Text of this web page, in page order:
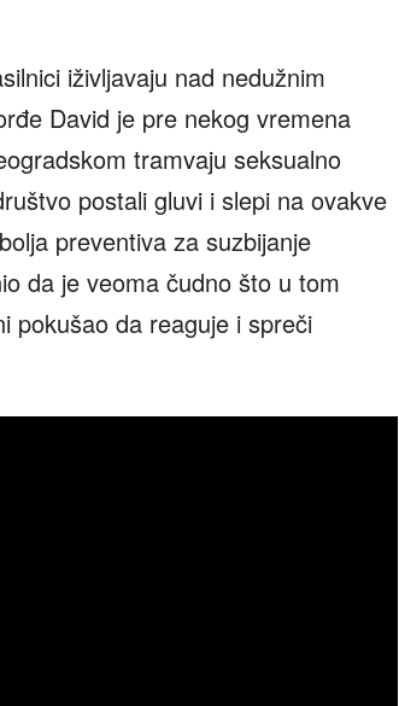
iživljavaju nad nedužnim
David je pre nekog vremena
tramvaju seksualno
postali gluvi i slepi na ovakve
preventiva za suzbijanje
da je veoma čudno što u tom
pokušao da reaguje i spreči